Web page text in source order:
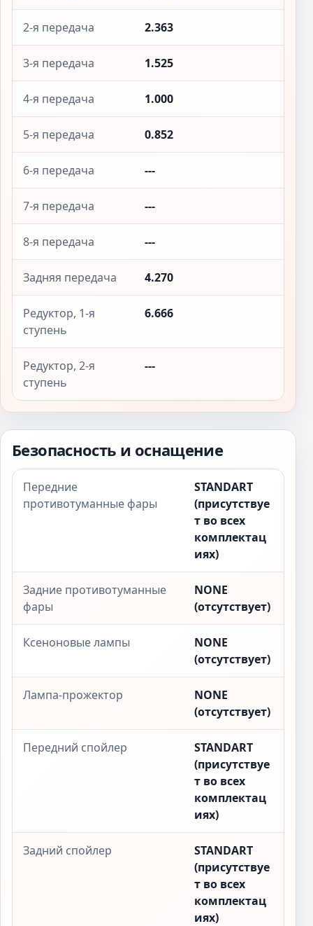
2-я передача 2.363
3-я передача 1.525
4-я передача 1.000
5-я передача 0.852
6-я передача ---
7-я передача ---
8-я передача ---
Задняя передача 4.270
Редуктор, 1-я
ступень
6.666
Редуктор, 2-я
ступень
---
Безопасность и оснащение
Передние
противотуманные фары
STANDART
(присутствуе
т во всех
комплектац
иях)
Задние противотуманные
фары
NONE
(отсутствует)
Ксеноновые лампы
NONE
(отсутствует)
Лампа-прожектор
NONE
(отсутствует)
Передний спойлер
STANDART
(присутствуе
т во всех
комплектац
иях)
Задний спойлер
STANDART
(присутствуе
т во всех
комплектац
иях)